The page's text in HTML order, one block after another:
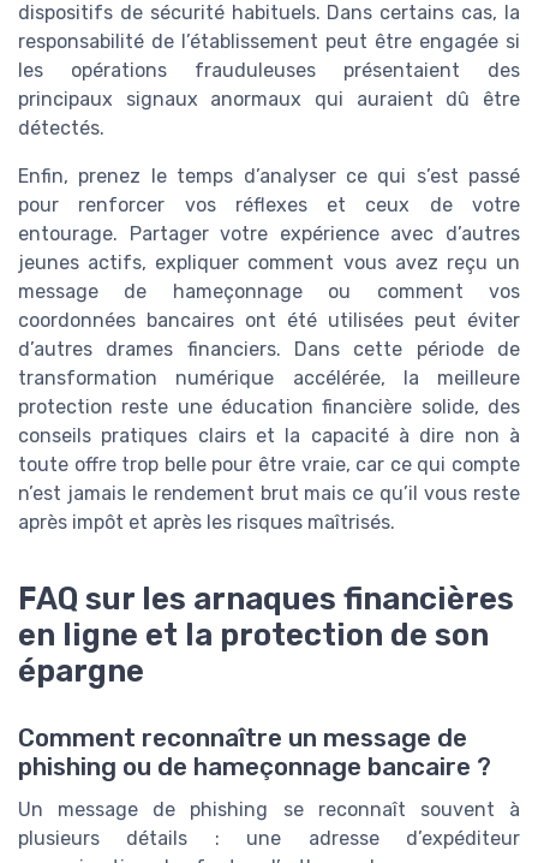
dispositifs de sécurité habituels. Dans certains cas, la
responsabilité de l’établissement peut être engagée si
les opérations frauduleuses présentaient des
principaux signaux anormaux qui auraient dû être
détectés.
Enfin, prenez le temps d’analyser ce qui s’est passé
pour renforcer vos réflexes et ceux de votre
entourage. Partager votre expérience avec d’autres
jeunes actifs, expliquer comment vous avez reçu un
message de hameçonnage ou comment vos
coordonnées bancaires ont été utilisées peut éviter
d’autres drames financiers. Dans cette période de
transformation numérique accélérée, la meilleure
protection reste une éducation financière solide, des
conseils pratiques clairs et la capacité à dire non à
toute offre trop belle pour être vraie, car ce qui compte
n’est jamais le rendement brut mais ce qu’il vous reste
après impôt et après les risques maîtrisés.
FAQ sur les arnaques financières
en ligne et la protection de son
épargne
Comment reconnaître un message de
phishing ou de hameçonnage bancaire ?
Un message de phishing se reconnaît souvent à
plusieurs détails : une adresse d’expéditeur